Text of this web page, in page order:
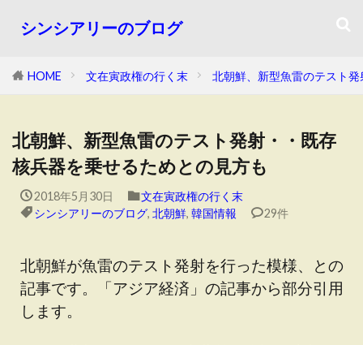
シンシアリーのブログ
HOME 文在寅政権の行く末 北朝鮮、新型魚雷のテスト
北朝鮮、新型魚雷のテスト発射・・既存
核兵器を乗せるためとの見方も
2018年5月30日
文在寅政権の行く末
シンシアリーのブログ, 北朝鮮, 韓国情報 29件
北朝鮮が魚雷のテスト発射を行った模様、との
記事です。「アジア経済」の記事から部分引用
します。